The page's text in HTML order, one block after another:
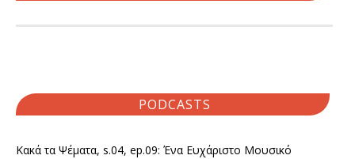
PODCASTS
Κακά τα Ψέματα, s.04, ep.09: Ένα Ευχάριστο Μουσικό